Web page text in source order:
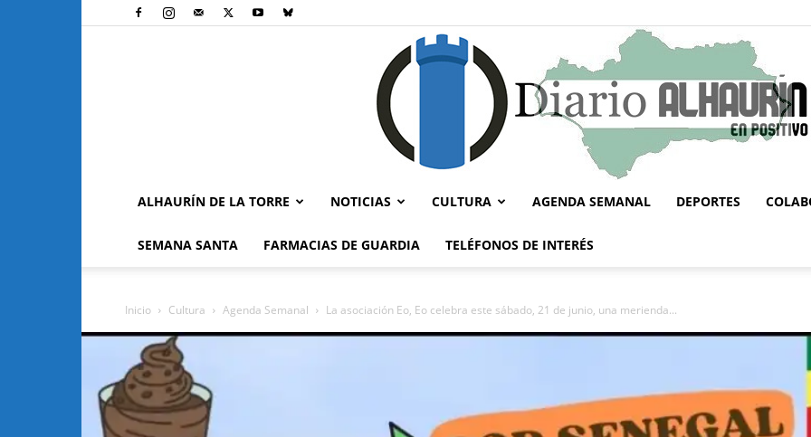
ALHAURÍN DE LA TORRE NOTICIAS CULTURA AGENDA SEMANAL DEPORTES
SEMANA SANTA FARMACIAS DE GUARDIA TELÉFONOS DE INTERÉS
Inicio Cultura Agenda Semanal La asociación Eo, Eo celebra este sábado, 21 de junio, una merienda...